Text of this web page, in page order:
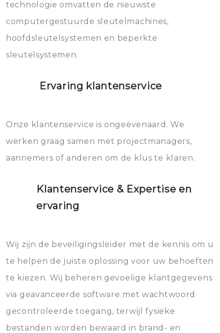
vermijden.
technologie omvatten de nieuwste
computergestuurde sleutelmachines,
hoofdsleutelsystemen en beperkte
sleutelsystemen.
Ervaring klantenservice
Onze klantenservice is ongeëvenaard. We
werken graag samen met projectmanagers,
aannemers of anderen om de klus te klaren.
Klantenservice & Expertise en
ervaring
Wij zijn de beveiligingsleider met de kennis om u
te helpen de juiste oplossing voor uw behoeften
te kiezen. Wij beheren gevoelige klantgegevens
via geavanceerde software met wachtwoord
gecontroleerde toegang, terwijl fysieke
bestanden worden bewaard in brand- en